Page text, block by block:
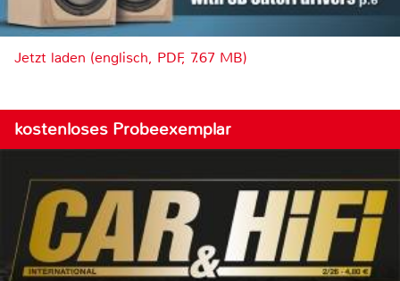
Jetzt laden (englisch, PDF, 7.67 MB)
kostenloses Probeexemplar